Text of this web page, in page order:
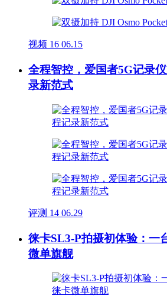
视频 16 06.15
全程智控，爱国者5G记录
录新范式
评测 14 06.29
徕卡SL3-P拍摄初体验：一
微单旗舰